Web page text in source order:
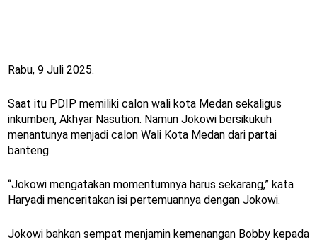
Rabu, 9 Juli 2025.
Saat itu PDIP memiliki calon wali kota Medan sekaligus
inkumben, Akhyar Nasution. Namun Jokowi bersikukuh
menantunya menjadi calon Wali Kota Medan dari partai
banteng.
“Jokowi mengatakan momentumnya harus sekarang,” kata
Haryadi menceritakan isi pertemuannya dengan Jokowi.
Jokowi bahkan sempat menjamin kemenangan Bobby kepada